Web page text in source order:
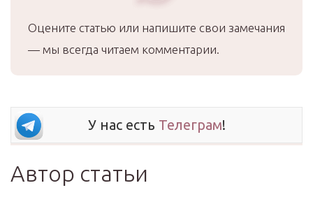
Оцените статью или напишите свои замечания
— мы всегда читаем комментарии.
У нас есть Телеграм!
Автор статьи